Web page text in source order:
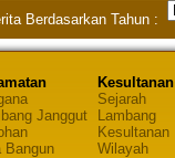
Berdasarkan Tahun :
Janggut
Bangun
Kesultanan
Sejarah
Lambang
Kesultanan
Wilayah